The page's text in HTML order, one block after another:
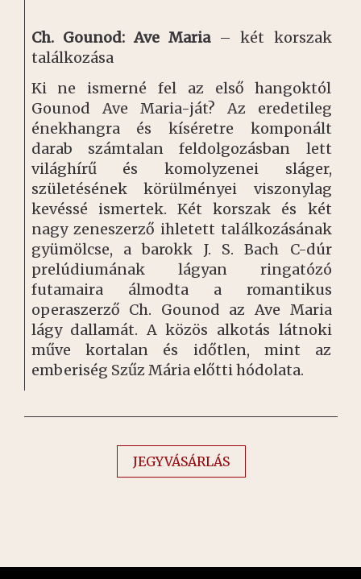
Ch. Gounod: Ave Maria– két korszak
találkozása
Ki ne ismerné fel az első hangoktól
Gounod Ave Maria-ját? Az eredetileg
énekhangra és kíséretre komponált
darab számtalan feldolgozásban lett
világhírű és komolyzenei sláger,
születésének körülményei viszonylag
kevéssé ismertek. Két korszak és két
nagy zeneszerző ihletett találkozásának
gyümölcse, a barokk J. S. Bach C-dúr
prelúdiumának lágyan ringatózó
futamaira álmodta a romantikus
operaszerző Ch. Gounod az Ave Maria
lágy dallamát. A közös alkotás látnoki
műve kortalan és időtlen, mint az
emberiség Szűz Mária előtti hódolata.
JEGYVÁSÁRLÁS